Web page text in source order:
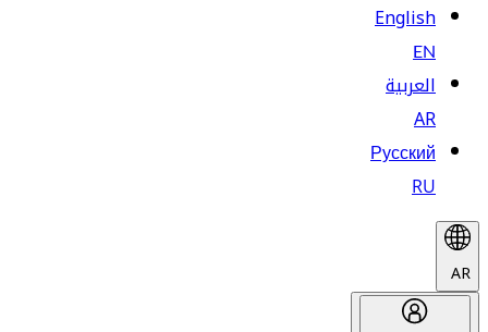
English
EN
العربية
AR
Русский
RU
AR